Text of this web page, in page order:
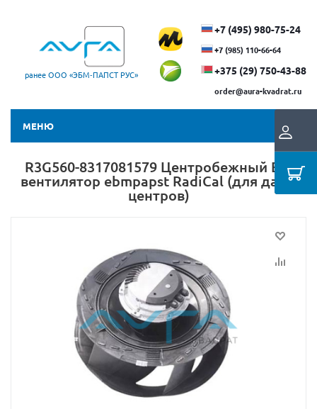
ранее ООО «ЭБМ‑ПАПСТ РУС»
+7 (495) 980-75-24
+7 (985) 110-66-64
+375 (29) ​750-43-88
order@aura-kvadrat.ru
МЕНЮ
R3G560-8317081579 Центробежный ЕС-
вентилятор ebmpapst RadiCal (для дата-
центров)